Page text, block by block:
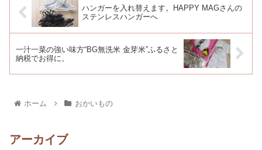
ハンガーを入れ替えます。HAPPY MAGさんの
ステンレスハンガーへ
一汁一菜の強い味方“BG無洗米 金芽米”ふるさと
納税でお得に。
ホーム おかいもの
アーカイブ